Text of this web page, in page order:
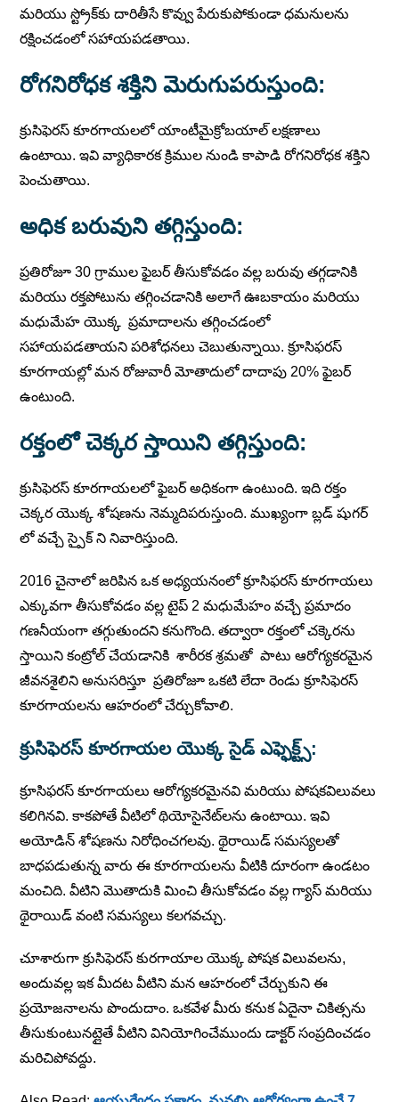
మరియు స్ట్రోక్‌కు దారితీసే కొవ్వు పేరుకుపోకుండా ధమనులను
రక్షించడంలో సహాయపడతాయి.
రోగనిరోధక శక్తిని మెరుగుపరుస్తుంది:
క్రుసిఫెరస్ కూరగాయలలో యాంటీమైక్రోబయాల్ లక్షణాలు
ఉంటాయి. ఇవి వ్యాధికారక క్రిముల నుండి కాపాడి రోగనిరోధక శక్తిని
పెంచుతాయి.
అధిక బరువుని తగ్గిస్తుంది:
ప్రతిరోజూ 30 గ్రాముల ఫైబర్ తీసుకోవడం వల్ల బరువు తగ్గడానికి
మరియు రక్తపోటును తగ్గించడానికి అలాగే ఊబకాయం మరియు
మధుమేహ యొక్క ప్రమాదాలను తగ్గించడంలో
సహాయపడతాయని పరిశోధనలు చెబుతున్నాయి. క్రూసిఫరస్
కూరగాయల్లో మన రోజువారీ మోతాదులో దాదాపు 20% ఫైబర్
ఉంటుంది.
రక్తంలో చెక్కర స్తాయిని తగ్గిస్తుంది:
క్రుసిఫెరస్ కూరగాయలలో ఫైబర్ అధికంగా ఉంటుంది. ఇది రక్తం
చెక్కర యొక్క శోషణను నెమ్మదిపరుస్తుంది. ముఖ్యంగా బ్లడ్ షుగర్
లో వచ్చే స్పైక్ ని నివారిస్తుంది.
2016 చైనాలో జరిపిన ఒక అధ్యయనంలో క్రూసిఫరస్ కూరగాయలు
ఎక్కువగా తీసుకోవడం వల్ల టైప్ 2 మధుమేహం వచ్చే ప్రమాదం
గణనీయంగా తగ్గుతుందని కనుగొంది. తద్వారా రక్తంలో చక్కెరను
స్తాయిని కంట్రోల్ చేయడానికి శారీరక శ్రమతో పాటు ఆరోగ్యకరమైన
జీవనశైలిని అనుసరిస్తూ ప్రతిరోజూ ఒకటి లేదా రెండు క్రూసిఫెరస్
కూరగాయలను ఆహరంలో చేర్చుకోవాలి.
క్రుసిఫెరస్ కూరగాయల యొక్కసైడ్ ఎఫ్ఫెక్ట్స్:
క్రూసిఫరస్ కూరగాయలు ఆరోగ్యకరమైనవి మరియు పోషకవిలువలు
కలిగినవి. కాకపోతే వీటిలో థియోసైనేట్‌లను ఉంటాయి. ఇవి
అయోడిన్ శోషణను నిరోధించగలవు. థైరాయిడ్ సమస్యలతో
బాధపడుతున్న వారు ఈ కూరగాయలను వీటికి దూరంగా ఉండటం
మంచిది. వీటిని మొతాదుకి మించి తీసుకోవడం వల్ల గ్యాస్ మరియు
థైరాయిడ్ వంటి సమస్యలు కలగవచ్చు.
చూశారుగా క్రుసిఫెరస్ కురగాయాల యొక్క పోషక విలువలను,
అందువల్ల ఇక మీదట వీటిని మన ఆహరంలో చేర్చుకుని ఈ
ప్రయోజనాలను పొందుదాం. ఒకవేళ మీరు కనుక ఏదైనా చికిత్సను
తీసుకుంటునట్లైతే వీటిని వినియోగించేముందు డాక్టర్ సంప్రదించడం
మరిచిపోవద్దు.